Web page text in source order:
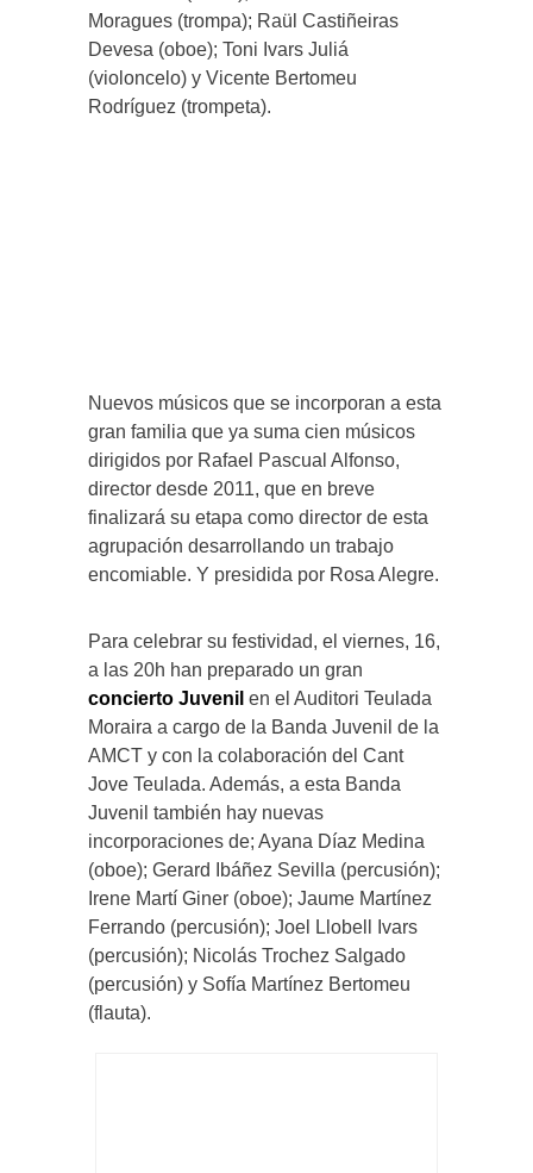
Moragues (trompa); Raül Castiñeiras
Devesa (oboe); Toni Ivars Juliá
(violoncelo) y Vicente Bertomeu
Rodríguez (trompeta).
Nuevos músicos que se incorporan a esta
gran familia que ya suma cien músicos
dirigidos por Rafael Pascual Alfonso,
director desde 2011, que en breve
finalizará su etapa como director de esta
agrupación desarrollando un trabajo
encomiable. Y presidida por Rosa Alegre.
Para celebrar su festividad, el viernes, 16,
a las 20h han preparado un gran
concierto Juvenil en el Auditori Teulada
Moraira a cargo de la Banda Juvenil de la
AMCT y con la colaboración del Cant
Jove Teulada. Además, a esta Banda
Juvenil también hay nuevas
incorporaciones de; Ayana Díaz Medina
(oboe); Gerard Ibáñez Sevilla (percusión);
Irene Martí Giner (oboe); Jaume Martínez
Ferrando (percusión); Joel Llobell Ivars
(percusión); Nicolás Trochez Salgado
(percusión) y Sofía Martínez Bertomeu
(flauta).